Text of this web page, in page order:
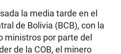
la media tarde en el
de Bolivia (BCB), con la
ministros por parte del
de la COB, el minero